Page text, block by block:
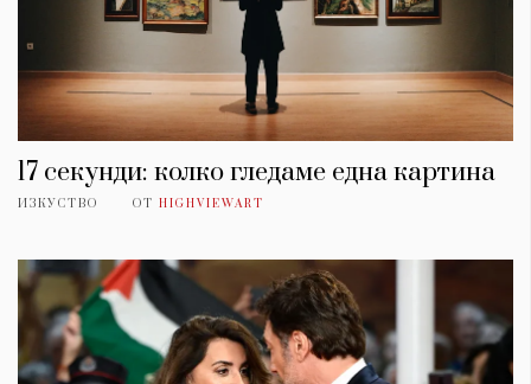
17 секунди: колко гледаме една картина
ИЗКУСТВО ОТ HIGHVIEWART